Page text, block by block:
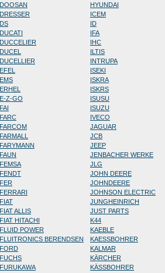
DOOSAN
DRESSER
DS
DUCATI
DUCCELIER
DUCEL
DUCELLIER
EFEL
EMS
ERHEL
E-Z-GO
FAI
FARC
FARCOM
FARMALL
FARYMANN
FAUN
FEMSA
FENDT
FER
FERRARI
FIAT
FIAT ALLIS
FIAT HITACHI
FLUID POWER
FLUITRONICS BERENDSEN
FORD
FUCHS
FURUKAWA
HYUNDAI
ICEM
ID
IFA
IHC
ILTIS
INTRUPA
ISEKI
ISKRA
ISKRS
ISUSU
ISUZU
IVECO
JAGUAR
JCB
JEEP
JENBACHER WERKE
JLG
JOHN DEERE
JOHNDEERE
JOHNSON ELECTRIC
JUNGHEINRICH
JUST PARTS
K44
KAEBLE
KAESSBOHRER
KALMAR
KÄRCHER
KÄSSBOHRER